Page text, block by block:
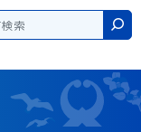
検索